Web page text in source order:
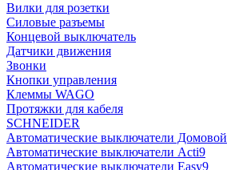
Вилки для розетки
Силовые разъемы
Концевой выключатель
Датчики движения
Звонки
Кнопки управления
Клеммы WAGO
Протяжки для кабеля
SCHNEIDER
Автоматические выключатели Домовой
Автоматические выключатели Acti9
Автоматические выключатели Easy9